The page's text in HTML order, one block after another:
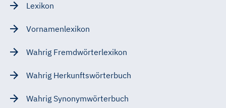
Lexikon
Vornamenlexikon
Wahrig Fremdwörterlexikon
Wahrig Herkunftswörterbuch
Wahrig Synonymwörterbuch